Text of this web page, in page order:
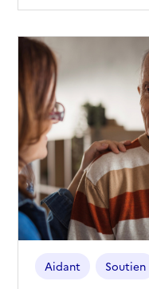
Aidant Soutien